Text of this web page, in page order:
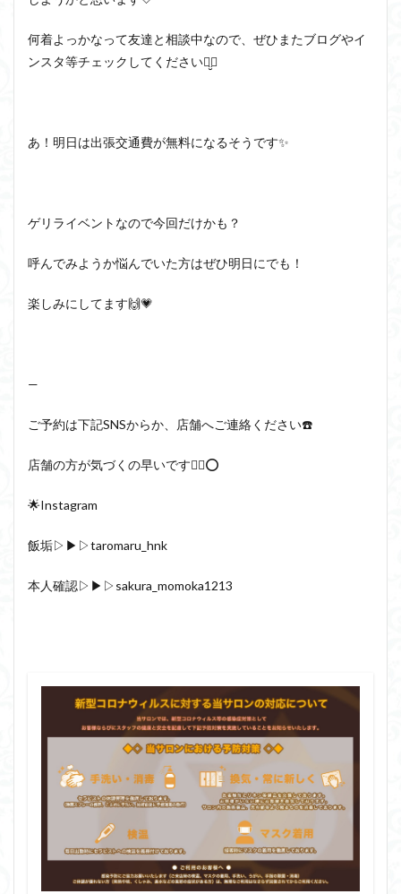
何着よっかなって友達と相談中なので、ぜひまたブログやイ
ンスタ等チェックしてくださいꪔ̤̮‪♡
あ！明日は出張交通費が無料になるそうです✨
ゲリライベントなので今回だけかも？
呼んでみようか悩んでいた方はぜひ明日にでも！
楽しみにしてます🙌💗
—
ご予約は下記SNSからか、店舗へご連絡ください☎️
店舗の方が気づくの早いです🙆‍♀️⭕️
🌟Instagram
飯垢▷▶▷taromaru_hnk
本人確認▷▶▷sakura_momoka1213